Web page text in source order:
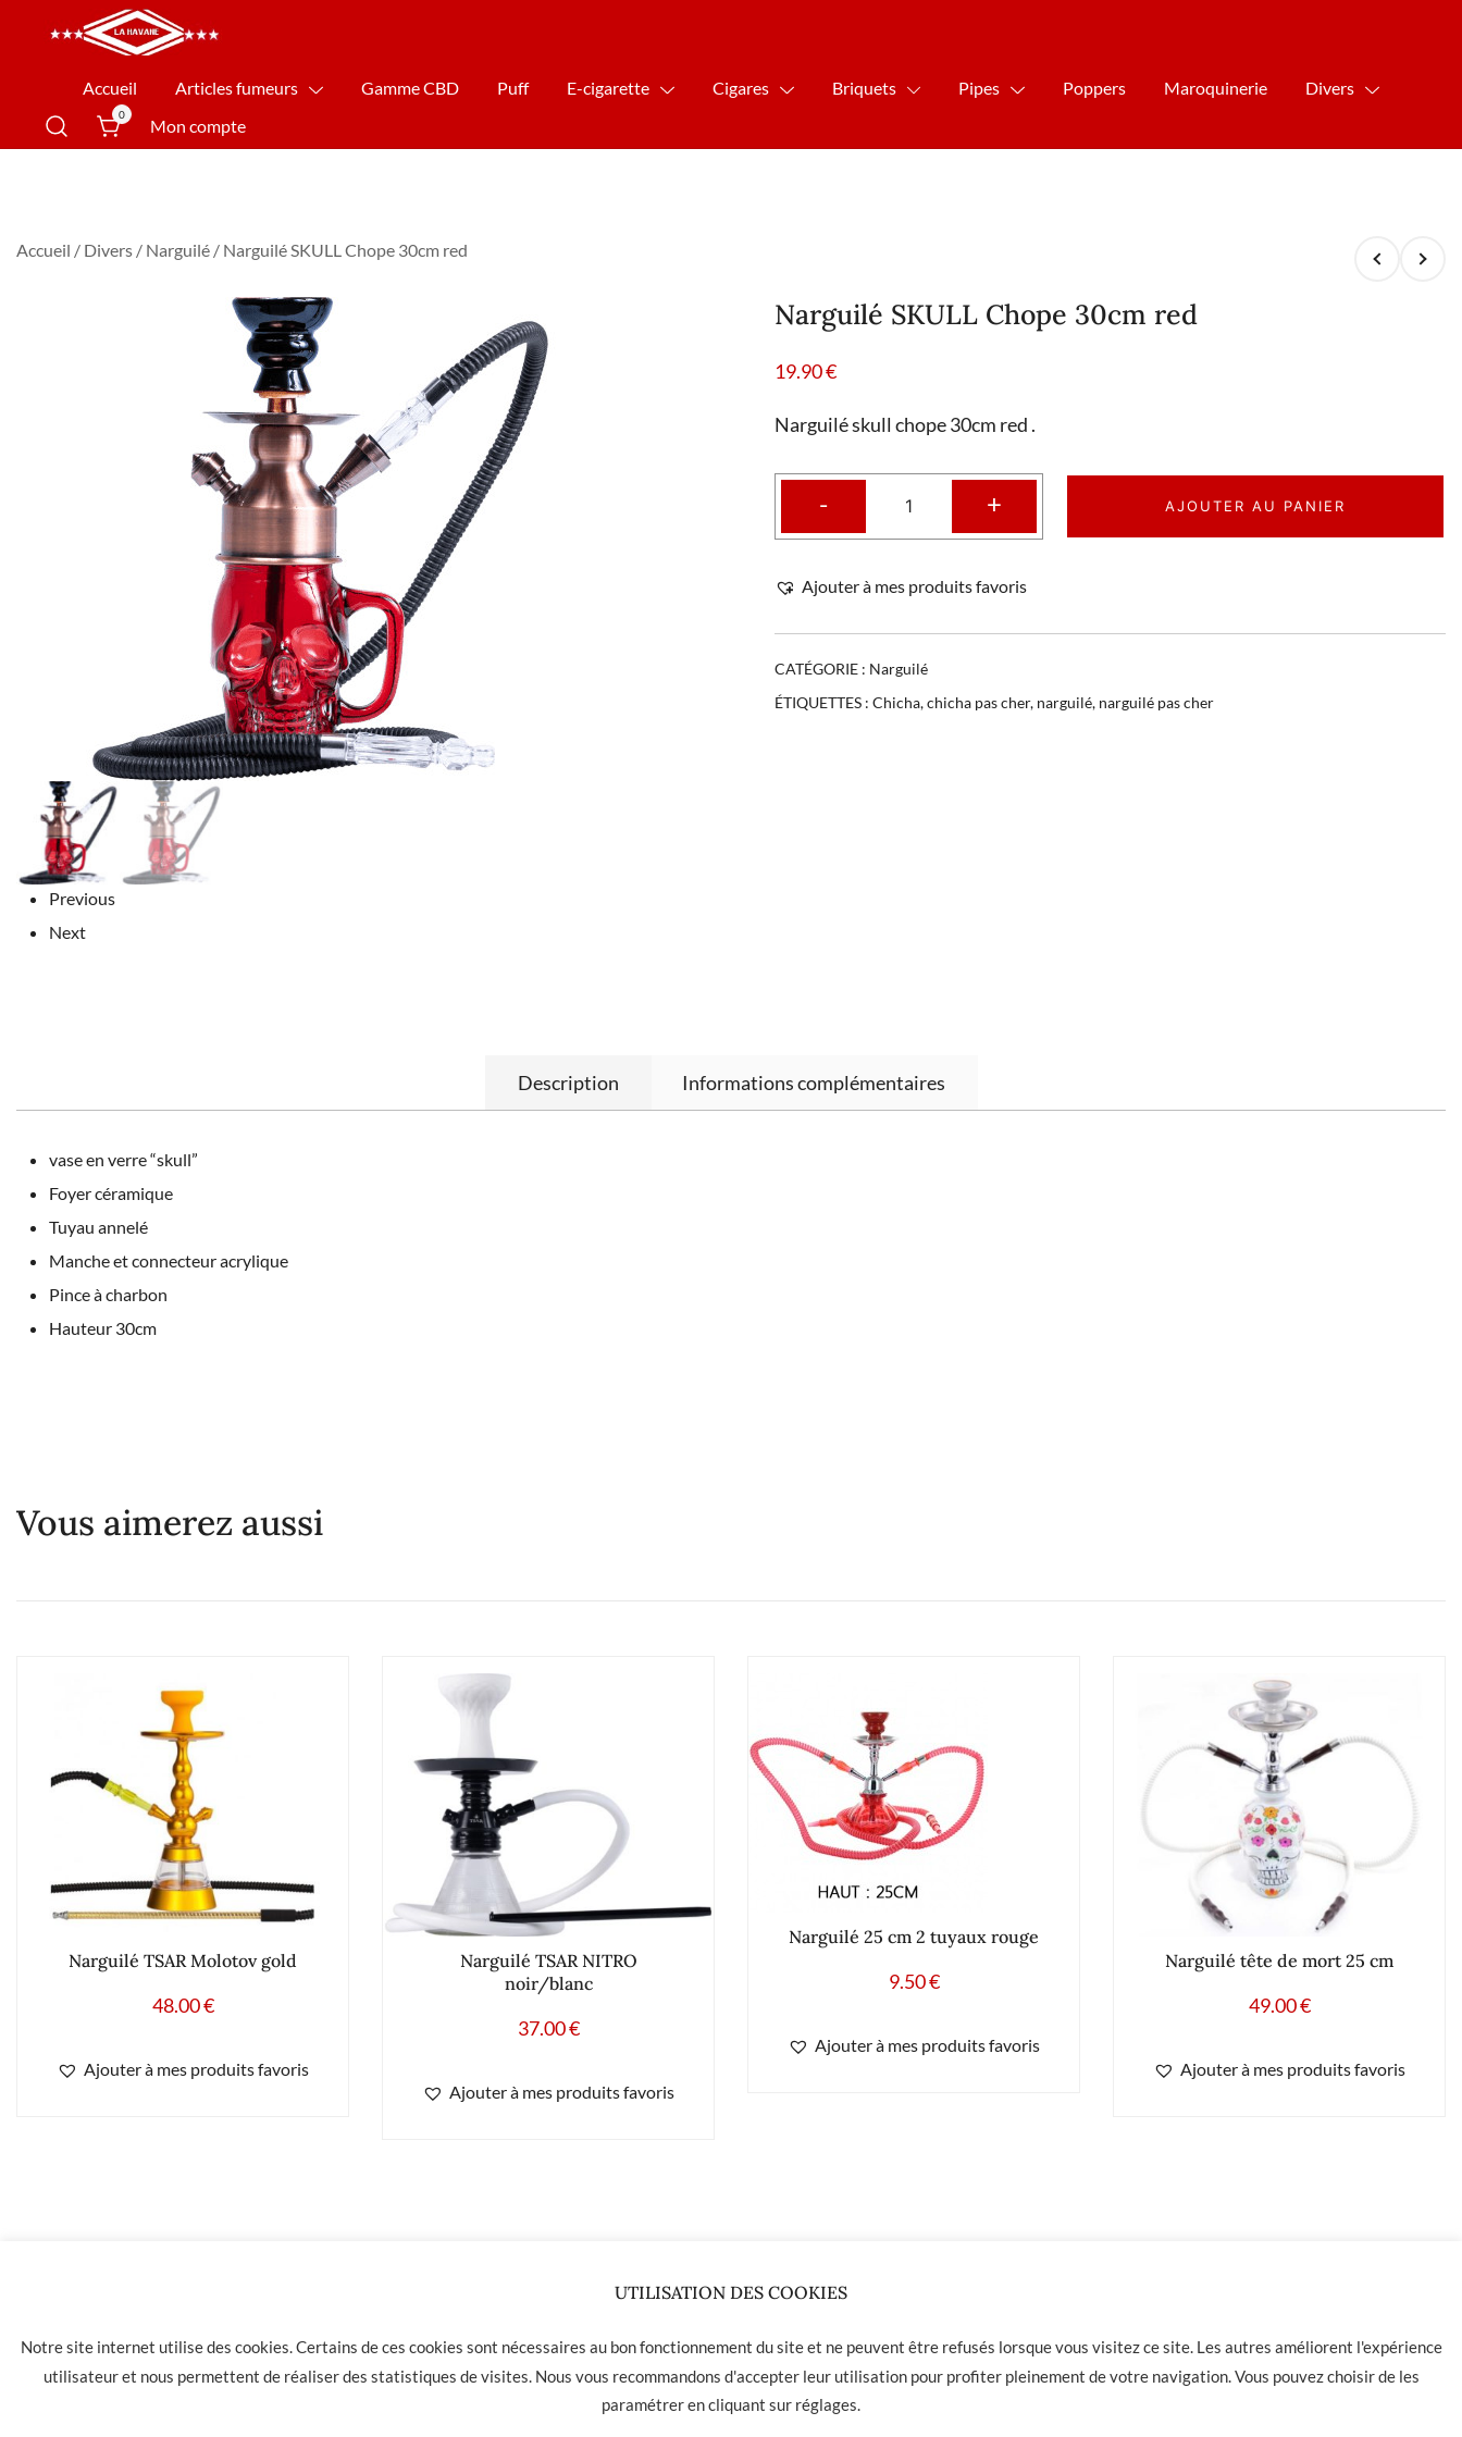
La Havane Nîmes
Accueil Articles fumeurs Gamme CBD Puff E-cigarette Cigares Briquets Pipes Poppers Maroquinerie Divers
0
Mon compte
Accueil / Divers / Narguilé / Narguilé SKULL Chope 30cm red
Previous
Next
Narguilé SKULL Chope 30cm red
19.90€
Narguilé skull chope 30cm red .
- + AJOUTER AU PANIER
Ajouter à mes produits favoris
CATÉGORIE : Narguilé
ÉTIQUETTES : Chicha,chicha pas cher, narguilé, narguilé pas cher
Description Informations complémentaires
vase en verre “skull”
Foyer céramique
Tuyau annelé
Manche et connecteur acrylique
Pince à charbon
Hauteur 30cm
Vous aimerez aussi
Narguilé TSAR Molotov gold
48.00€
Ajouter à mes produits favoris
Narguilé TSAR NITRO
noir/blanc
37.00€
Ajouter à mes produits favoris
Narguilé 25 cm 2 tuyaux rouge
9.50€
Ajouter à mes produits favoris
Narguilé tête de mort 25 cm
49.00€
Ajouter à mes produits favoris
UTILISATION DES COOKIES
Notre site internet utilise des cookies. Certains de ces cookies sont nécessaires au bon fonctionnement du site et ne peuvent être refusés lorsque vous visitez ce site. Les autres améliorent l'expérience
utilisateur et nous permettent de réaliser des statistiques de visites. Nous vous recommandons d'accepter leur utilisation pour profiter pleinement de votre navigation. Vous pouvez choisir de les
paramétrer en cliquant sur réglages.